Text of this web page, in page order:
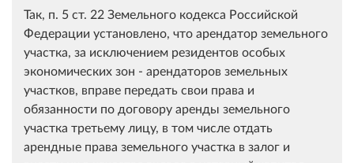
Так, п. 5 ст. 22 Земельного кодекса Российской
Федерации установлено, что арендатор земельного
участка, за исключением резидентов особых
экономических зон - арендаторов земельных
участков, вправе передать свои права и
обязанности по договору аренды земельного
участка третьему лицу, в том числе отдать
арендные права земельного участка в залог и